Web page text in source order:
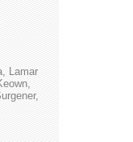
Lamar